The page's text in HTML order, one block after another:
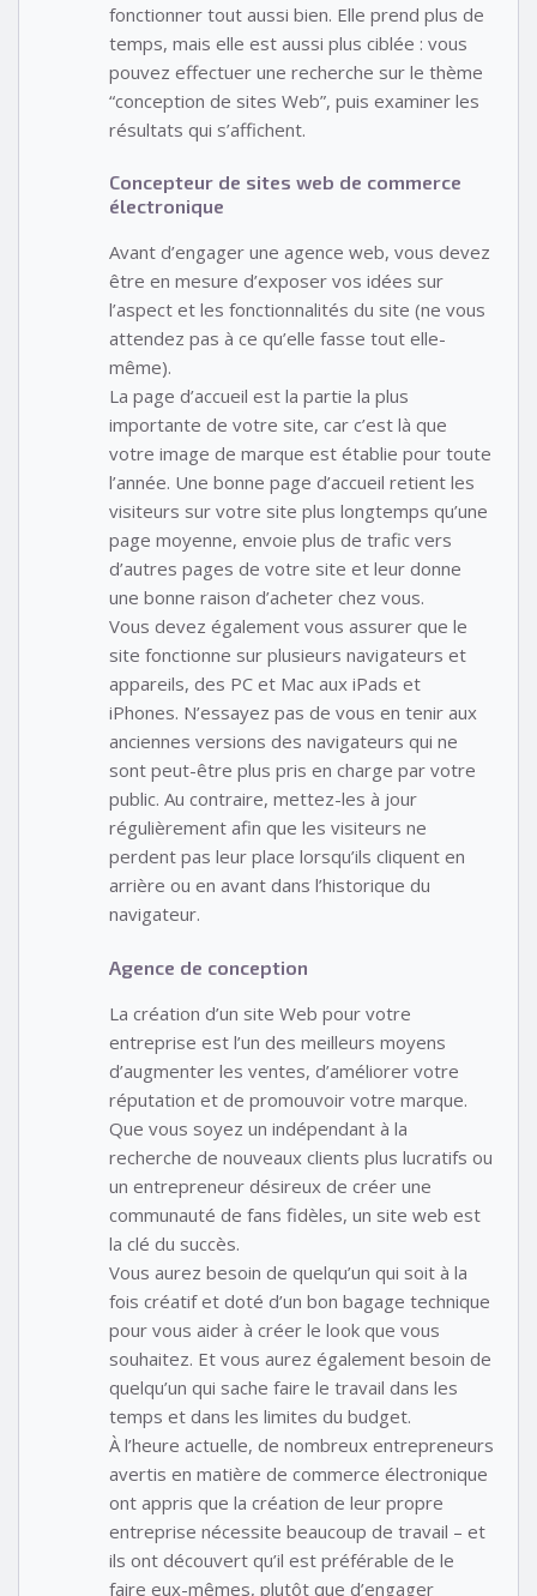
fonctionner tout aussi bien. Elle prend plus de
temps, mais elle est aussi plus ciblée : vous
pouvez effectuer une recherche sur le thème
“conception de sites Web”, puis examiner les
résultats qui s’affichent.
Concepteur de sites web de commerce
électronique
Avant d’engager une agence web, vous devez
être en mesure d’exposer vos idées sur
l’aspect et les fonctionnalités du site (ne vous
attendez pas à ce qu’elle fasse tout elle-
même).
La page d’accueil est la partie la plus
importante de votre site, car c’est là que
votre image de marque est établie pour toute
l’année. Une bonne page d’accueil retient les
visiteurs sur votre site plus longtemps qu’une
page moyenne, envoie plus de trafic vers
d’autres pages de votre site et leur donne
une bonne raison d’acheter chez vous.
Vous devez également vous assurer que le
site fonctionne sur plusieurs navigateurs et
appareils, des PC et Mac aux iPads et
iPhones. N’essayez pas de vous en tenir aux
anciennes versions des navigateurs qui ne
sont peut-être plus pris en charge par votre
public. Au contraire, mettez-les à jour
régulièrement afin que les visiteurs ne
perdent pas leur place lorsqu’ils cliquent en
arrière ou en avant dans l’historique du
navigateur.
Agence de conception
La création d’un site Web pour votre
entreprise est l’un des meilleurs moyens
d’augmenter les ventes, d’améliorer votre
réputation et de promouvoir votre marque.
Que vous soyez un indépendant à la
recherche de nouveaux clients plus lucratifs ou
un entrepreneur désireux de créer une
communauté de fans fidèles, un site web est
la clé du succès.
Vous aurez besoin de quelqu’un qui soit à la
fois créatif et doté d’un bon bagage technique
pour vous aider à créer le look que vous
souhaitez. Et vous aurez également besoin de
quelqu’un qui sache faire le travail dans les
temps et dans les limites du budget.
À l’heure actuelle, de nombreux entrepreneurs
avertis en matière de commerce électronique
ont appris que la création de leur propre
entreprise nécessite beaucoup de travail – et
ils ont découvert qu’il est préférable de le
faire eux-mêmes, plutôt que d’engager